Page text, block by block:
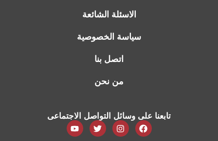
الاسئلة الشائعة
سياسة الخصوصية
اتصل بنا
من نحن
تابعنا على وسائل التواصل الاجتماعى